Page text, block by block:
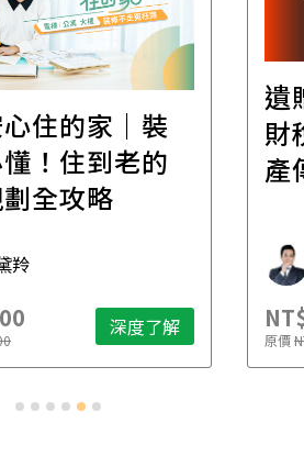
住的家｜裝
！住到老的
全攻略
羚
深度了解
遺
財
產
原價